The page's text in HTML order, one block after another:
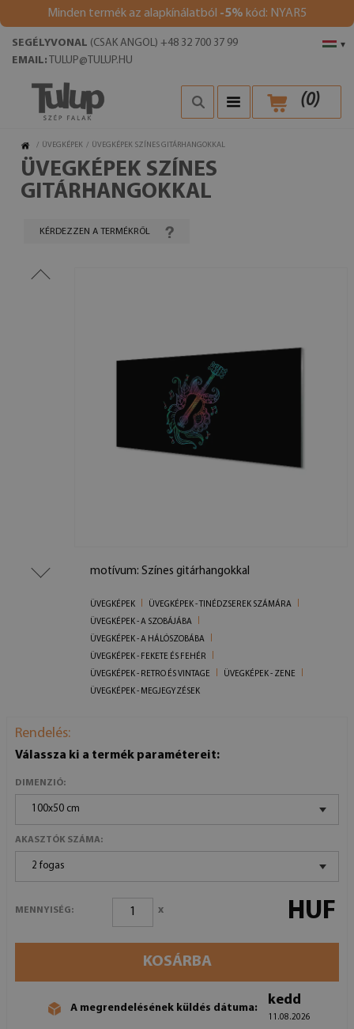
Minden termék az alapkínálatból -5% kód: NYAR5
▾
SEGÉLYVONAL (CSAK ANGOL) +48 32 700 37 99
EMAIL: TULUP@TULUP.HU
(0)
/ ÜVEGKÉPEK / ÜVEGKÉPEK SZÍNES GITÁRHANGOKKAL
ÜVEGKÉPEK SZÍNES
GITÁRHANGOKKAL
KÉRDEZZEN A TERMÉKRŐL
motívum: Színes gitárhangokkal
ÜVEGKÉPEK
ÜVEGKÉPEK - TINÉDZSEREK SZÁMÁRA
ÜVEGKÉPEK - A SZOBÁJÁBA
ÜVEGKÉPEK - A HÁLÓSZOBÁBA
ÜVEGKÉPEK - FEKETE ÉS FEHÉR
ÜVEGKÉPEK - RETRO ÉS VINTAGE
ÜVEGKÉPEK - ZENE
ÜVEGKÉPEK - MEGJEGYZÉSEK
Rendelés:
Válassza ki a termék paramétereit:
DIMENZIÓ:
100x50 cm
AKASZTÓK SZÁMA:
2 fogas
MENNYISÉG: x HUF
KOSÁRBA
A megrendelésének küldés dátuma:
kedd
11.08.2026